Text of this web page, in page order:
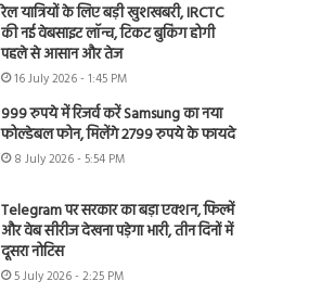
रेल यात्रियों के लिए बड़ी खुशखबरी, IRCTC
की नई वेबसाइट लॉन्च, टिकट बुकिंग होगी
पहले से आसान और तेज
16 July 2026 - 1:45 PM
999 रुपये में रिजर्व करें Samsung का नया
फोल्डेबल फोन, मिलेंगे 2799 रुपये के फायदे
8 July 2026 - 5:54 PM
Telegram पर सरकार का बड़ा एक्शन, फिल्में
और वेब सीरीज देखना पड़ेगा भारी, तीन दिनों में
दूसरा नोटिस
5 July 2026 - 2:25 PM